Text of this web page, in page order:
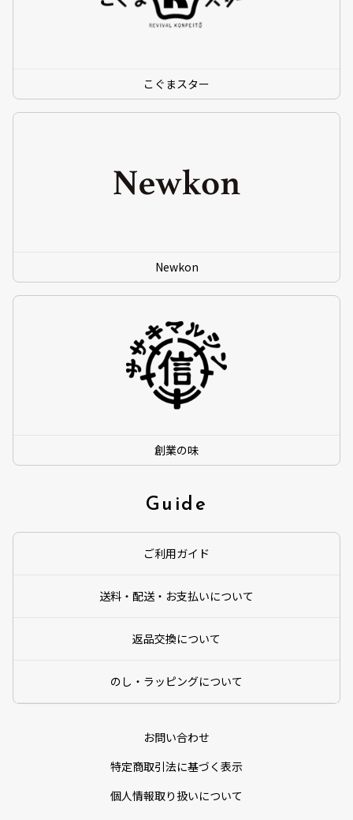
こぐまスター
Newkon
創業の味
Guide
ご利用ガイド
送料・配送・お支払いについて
返品交換について
のし・ラッピングについて
お問い合わせ
特定商取引法に基づく表示
個人情報取り扱いについて